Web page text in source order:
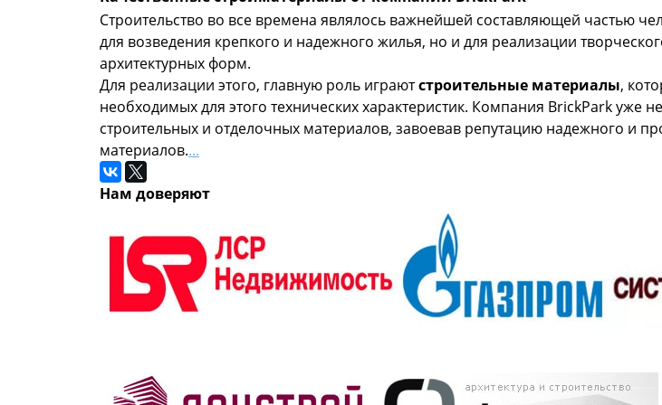
Строительство во все времена являлось важнейшей составляющей частью
для возведения крепкого и надежного жилья, но и для реализации
архитектурных форм.
Для реализации этого, главную роль играютстроительные материалы,
необходимых для этого технических характеристик. Компания BrickPark уже
строительных и отделочных материалов, завоевав репутацию надежного и
материалов....
Нам доверяют